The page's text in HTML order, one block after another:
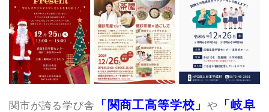
関市が誇る学び舎 「関商工高等学校」や
「岐阜